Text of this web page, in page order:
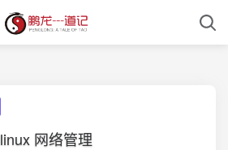
linux 网络管理